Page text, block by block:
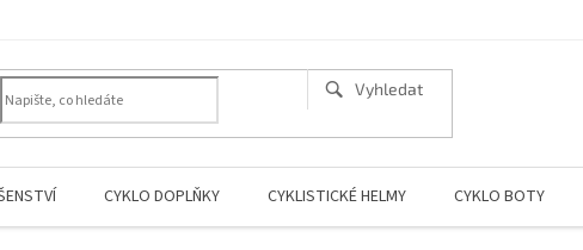
CYKLO DOPLŇKY CYKLISTICKÉ HELMY CYKLO BOTY